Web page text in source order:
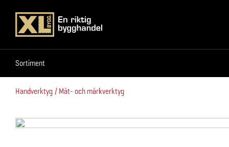
Sortiment
Sortiment
Handverktyg Mät- och märkverktyg